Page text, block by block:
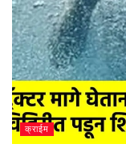
क्राईम